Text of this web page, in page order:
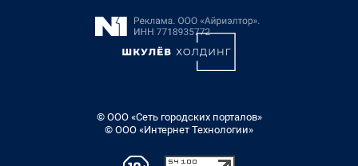
© ООО «Сеть городских порталов»
© ООО «Интернет Технологии»